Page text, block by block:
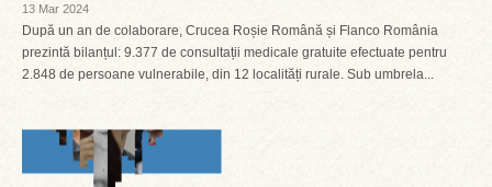
13 Mar 2024
După un an de colaborare, Crucea Roșie Română și Flanco România
prezintă bilanțul: 9.377 de consultații medicale gratuite efectuate pentru
2.848 de persoane vulnerabile, din 12 localități rurale. Sub umbrela...